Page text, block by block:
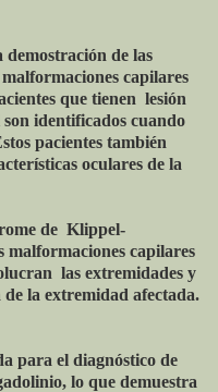
demostración de las
capilares
que tienen lesión
identificados cuando
pacientes también
oculares de la
de Klippel-
malformaciones capilares
las extremidades y
la extremidad afectada.
para el diagnóstico de
lo que demuestra